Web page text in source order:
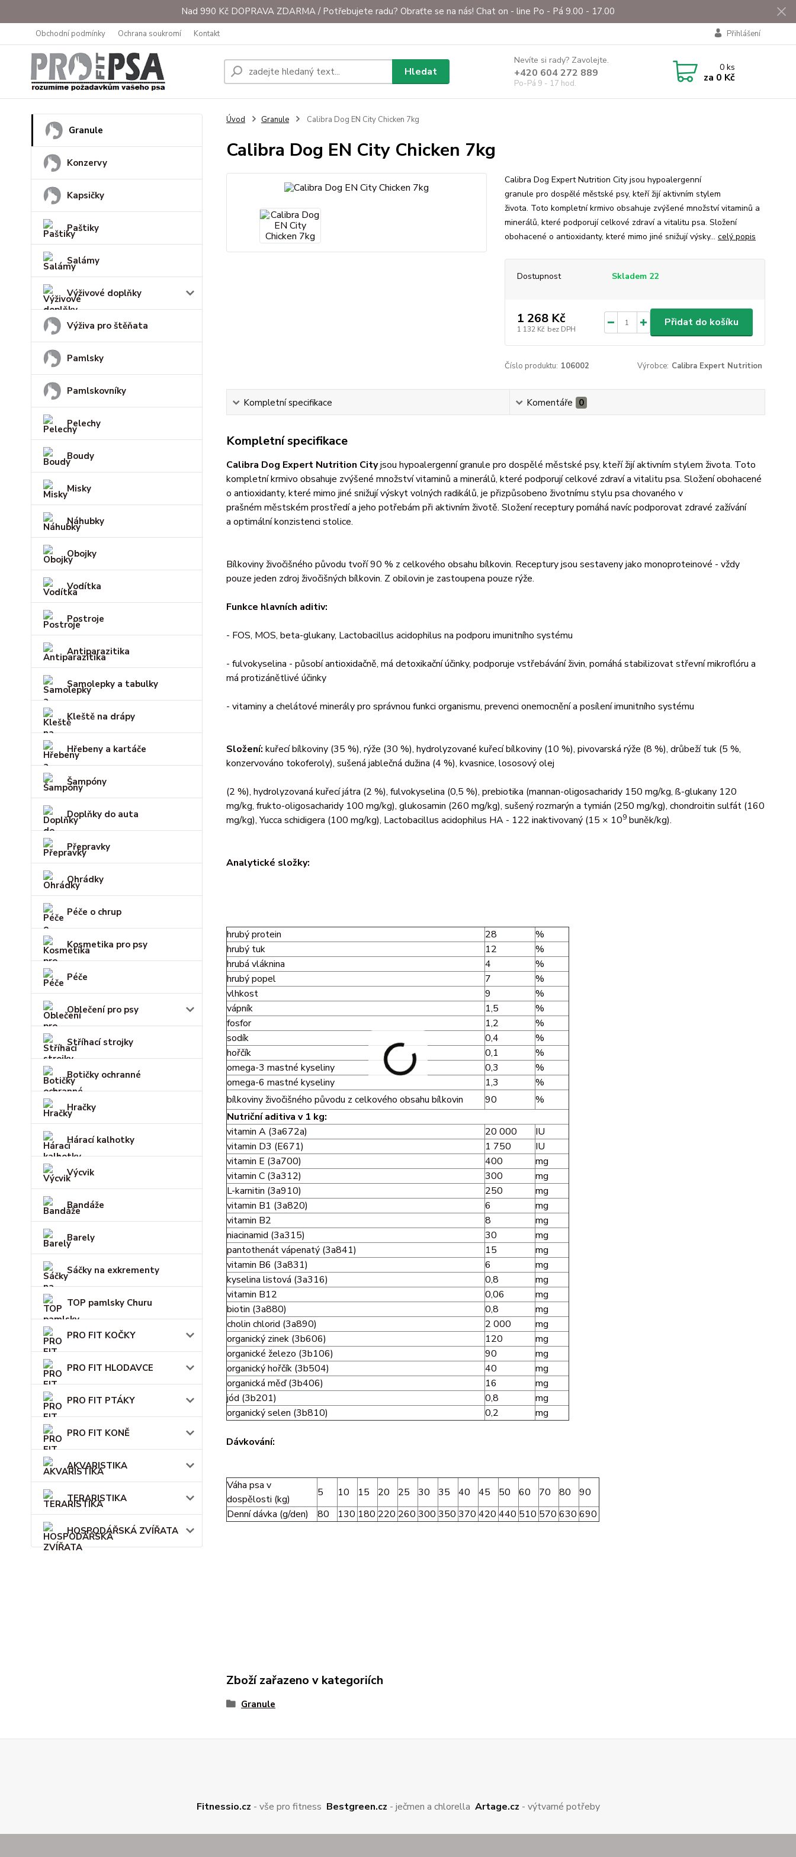
Nad 990 Kč DOPRAVA ZDARMA / Potřebujete radu? Obraťte se na nás! Chat on - line Po - Pá 9.00 - 17.00
Obchodní podmínky Ochrana soukromí Kontakt Přihlášení
Hledat
Nevíte si rady? Zavolejte.
+420 604 272 889
Po-Pá 9 - 17 hod.
0ks
za 0 Kč
Granule
Konzervy
Kapsičky
Paštiky
Salámy
Výživové doplňky
Výživa pro štěňata
Pamlsky
Pamlskovníky
Pelechy
Boudy
Misky
Náhubky
Obojky
Vodítka
Postroje
Antiparazitika
Samolepky a tabulky
Kleště na drápy
Hřebeny a kartáče
Šampóny
Doplňky do auta
Přepravky
Ohrádky
Péče o chrup
Kosmetika pro psy
Péče
Oblečení pro psy
Stříhací strojky
Botičky ochranné
Hračky
Hárací kalhotky
Výcvik
Bandáže
Barely
Sáčky na exkrementy
TOP pamlsky Churu
PRO FIT KOČKY
PRO FIT HLODAVCE
PRO FIT PTÁKY
PRO FIT KONĚ
AKVARISTIKA
TERARISTIKA
HOSPODÁŘSKÁ ZVÍŘATA
Úvod Granule Calibra Dog EN City Chicken 7kg
Calibra Dog EN City Chicken 7kg
Calibra Dog Expert Nutrition City jsou hypoalergenní
granule pro dospělé městské psy, kteří žijí aktivním stylem
života. Toto kompletní krmivo obsahuje zvýšené množství vitaminů a
minerálů, které podporují celkové zdraví a vitalitu psa. Složení
obohacené o antioxidanty, které mimo jiné snižují výsky... celý popis
Dostupnost Skladem 22
1 268 Kč
1 132 Kč bez DPH
Přidat do košíku
Číslo produktu: 106002 Výrobce: Calibra Expert Nutrition
Kompletní specifikace Komentáře 0
Kompletní specifikace
Calibra Dog Expert Nutrition Cityjsou hypoalergenní granule pro dospělé městské psy, kteří žijí aktivním stylem života. Toto
kompletní krmivo obsahuje zvýšené množství vitaminů a minerálů, které podporují celkové zdraví a vitalitu psa. Složení obohacené
o antioxidanty, které mimo jiné snižují výskyt volných radikálů, je přizpůsobeno životnímu stylu psa chovaného v
prašném městském prostředí a jeho potřebám při aktivním životě. Složení receptury pomáhá navíc podporovat zdravé zažívání
a optimální konzistenci stolice.
Bílkoviny živočišného původu tvoří 90 % z celkového obsahu bílkovin. Receptury jsou sestaveny jako monoproteinové - vždy
pouze jeden zdroj živočišných bílkovin. Z obilovin je zastoupena pouze rýže.
Funkce hlavních aditiv:
- FOS, MOS, beta-glukany, Lactobacillus acidophilus na podporu imunitního systému
- fulvokyselina - působí antioxidačně, má detoxikační účinky, podporuje vstřebávání živin, pomáhá stabilizovat střevní mikroflóru a
má protizánětlivé účinky
- vitaminy a chelátové minerály pro správnou funkci organismu, prevenci onemocnění a posílení imunitního systému
Složení: kuřecí bílkoviny (35 %), rýže (30 %), hydrolyzované kuřecí bílkoviny (10 %), pivovarská rýže (8 %), drůbeží tuk (5 %,
konzervováno tokoferoly), sušená jablečná dužina (4 %), kvasnice, lososový olej
(2 %), hydrolyzovaná kuřecí játra (2 %), fulvokyselina (0,5 %), prebiotika (mannan-oligosacharidy 150 mg/kg, ß-glukany 120
mg/kg, frukto-oligosacharidy 100 mg/kg), glukosamin (260 mg/kg), sušený rozmarýn a tymián (250 mg/kg), chondroitin sulfát (160
mg/kg), Yucca schidigera (100 mg/kg), Lactobacillus acidophilus HA - 122 inaktivovaný (15 × 109buněk/kg).
Analytické složky:
hrubý protein 28
%
hrubý tuk
12
%
hrubá vláknina
4
%
hrubý popel
7
%
vlhkost
9
%
vápník
1,5
%
fosfor
1,2
%
sodík
0,4
%
hořčík
0,1
%
omega-3 mastné kyseliny
0,3
%
omega-6 mastné kyseliny
1,3
%
bílkoviny živočišného původu z celkového obsahu bílkovin
90
%
Nutriční aditiva v 1 kg:
vitamin A (3a672a)
20 000
IU
vitamin D3 (E671)
1 750
IU
vitamin E (3a700)
400
mg
vitamin C (3a312)
300
mg
L-karnitin (3a910)
250
mg
vitamin B1 (3a820)
6
mg
vitamin B2
8
mg
niacinamid (3a315)
30
mg
pantothenát vápenatý (3a841)
15
mg
vitamin B6 (3a831)
6
mg
kyselina listová (3a316)
0,8
mg
vitamin B12
0,06
mg
biotin (3a880)
0,8
mg
cholin chlorid (3a890)
2 000
mg
organický zinek (3b606)
120
mg
organické železo (3b106)
90
mg
organický hořčík (3b504)
40
mg
organická měď (3b406)
16
mg
jód (3b201)
0,8
mg
organický selen (3b810)
0,2 mg
Dávkování:
Váha psa v
dospělosti (kg)
5 10 15 20 25 30 35 40 45 50 60 70 80
90
Denní dávka (g/den)
80 130 180 220 260 300 350 370 420 440 510 570 630 690
Zboží zařazeno v kategoriích
Granule
Fitnessio.cz - vše pro fitness Bestgreen.cz - ječmen a chlorella Artage.cz - výtvarné potřeby